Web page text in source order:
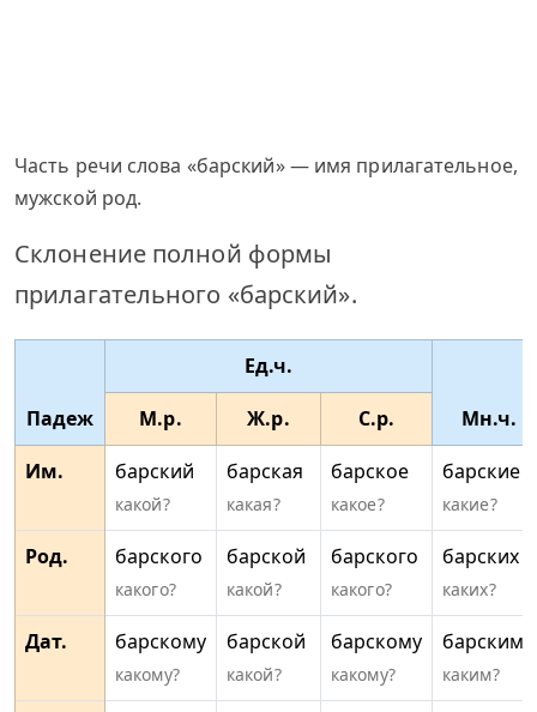
Часть речи слова «барский» — имя прилагательное,
мужской род.
Склонение полной формы
прилагательного «барский».
Падеж
Ед.ч.
Мн.ч.
М.р. Ж.р.
С.р.
Им.
барский
какой?
барская
какая?
барское
какое?
барские
какие?
Род. барского
какого?
барской
какой?
барского
какого?
барских
каких?
Дат. барскому
какому?
барской
какой?
барскому
какому?
барским
каким?